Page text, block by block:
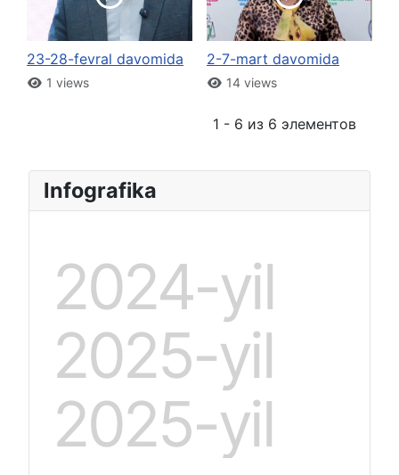
Infografika
2024-yil
2025-yil
2025-yil
23-28-fevral davomida
1 views
2-7-mart davomida
14 views
1 - 6 из 6 элементов